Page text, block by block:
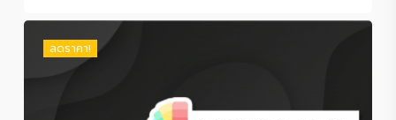
was:
฿3,590.00.
is:
ลดราคา!